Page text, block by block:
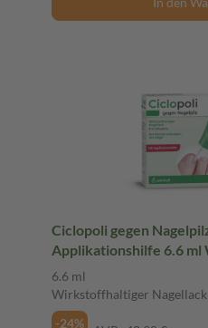
Ciclopoli gegen
Applikationshilfe 6.6
Nagellack
6.6 ml
Wirkstoffhaltiger Nagellack
-24%